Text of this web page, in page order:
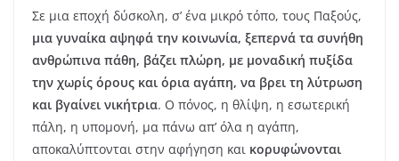
Σε μια εποχή δύσκολη, σ’ ένα μικρό τόπο, τους Παξούς,
μια γυναίκα αψηφά την κοινωνία, ξεπερνά τα συνήθη
ανθρώπινα πάθη, βάζει πλώρη, με μοναδική πυξίδα
την χωρίς όρους και όρια αγάπη, να βρει τη λύτρωση
και βγαίνει νικήτρια. Ο πόνος, η θλίψη, η εσωτερική
πάλη, η υπομονή, μα πάνω απ’ όλα η αγάπη,
αποκαλύπτονται στην αφήγηση και κορυφώνονται